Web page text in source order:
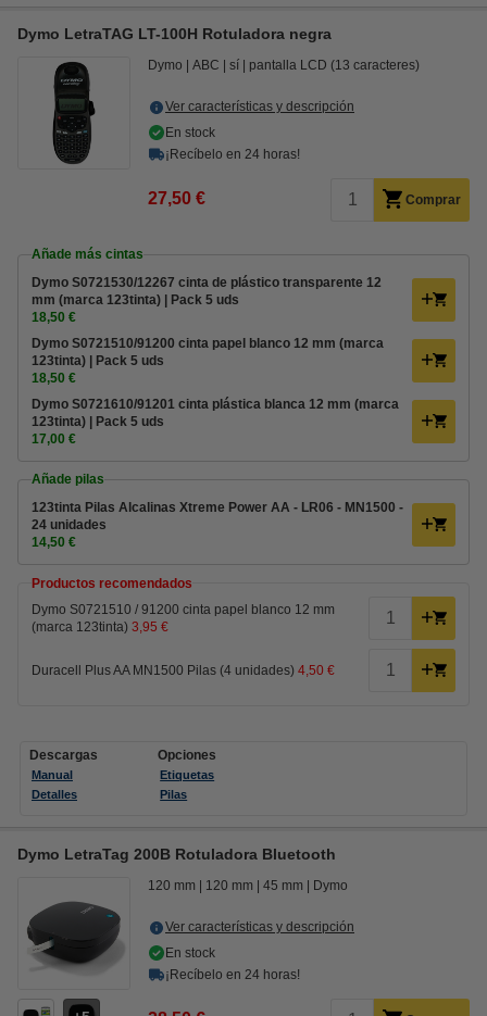
Dymo LetraTAG LT-100H Rotuladora negra
Dymo ABC sí pantalla LCD (13 caracteres)
Ver características y descripción
En stock
¡Recíbelo en 24 horas!
27,50 € Comprar
Añade más cintas
Dymo S0721530/12267 cinta de plástico transparente 12
mm (marca 123tinta) | Pack 5 uds
18,50 €
Dymo S0721510/91200 cinta papel blanco 12 mm (marca
123tinta) | Pack 5 uds
18,50 €
Dymo S0721610/91201 cinta plástica blanca 12 mm (marca
123tinta) | Pack 5 uds
17,00 €
Añade pilas
123tinta Pilas Alcalinas Xtreme Power AA - LR06 - MN1500 -
24 unidades
14,50 €
Productos recomendados
Dymo S0721510 / 91200 cinta papel blanco 12 mm
(marca 123tinta) 3,95 €
Duracell Plus AA MN1500 Pilas (4 unidades) 4,50 €
Descargas
Manual
Detalles
Opciones
Etiquetas
Pilas
Dymo LetraTag 200B Rotuladora Bluetooth
120 mm 120 mm 45 mm Dymo
Ver características y descripción
En stock
¡Recíbelo en 24 horas!